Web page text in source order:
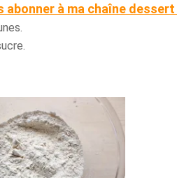
abonner à ma chaîne dessert